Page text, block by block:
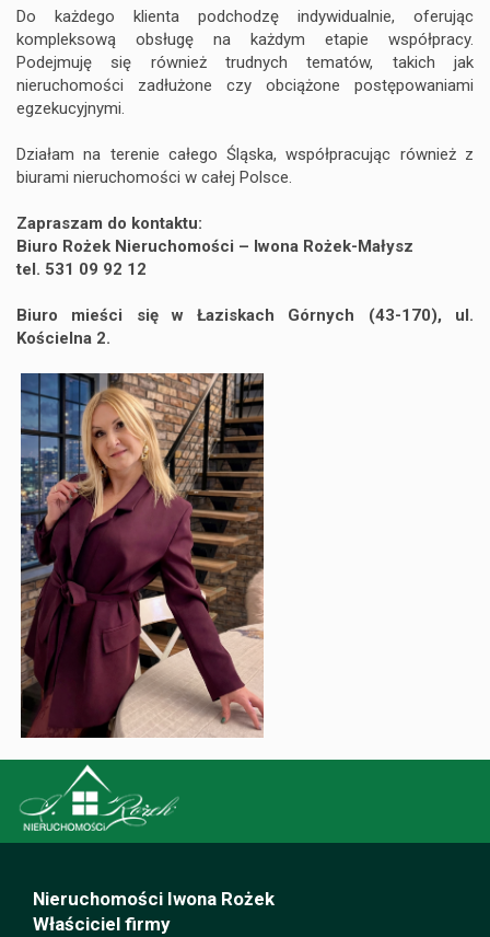
Do każdego klienta podchodzę indywidualnie, oferując
kompleksową obsługę na każdym etapie współpracy.
Podejmuję się również trudnych tematów, takich jak
nieruchomości zadłużone czy obciążone postępowaniami
egzekucyjnymi.
Działam na terenie całego Śląska, współpracując również z
biurami nieruchomości w całej Polsce.
Zapraszam do kontaktu:
Biuro Rożek Nieruchomości – Iwona Rożek-Małysz
tel. 531 09 92 12
Biuro mieści się w Łaziskach Górnych (43-170), ul.
Kościelna 2.
Nieruchomości Iwona Rożek
Właściciel firmy